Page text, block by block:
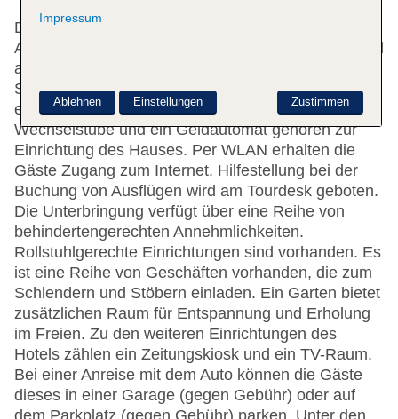
Das Hotel bietet 224 Zimmer und verfügt über 5
Aufzüge. Englisch- und deutschsprachiges Personal
an der Rezeption im Empfangsbereich steht zur
Seite beim Ein- und Auschecken. Eine Garderobe,
eine Gepäckaufbewahrung, ein Safe, eine
Wechselstube und ein Geldautomat gehören zur
Einrichtung des Hauses. Per WLAN erhalten die
Gäste Zugang zum Internet. Hilfestellung bei der
Buchung von Ausflügen wird am Tourdesk geboten.
Die Unterbringung verfügt über eine Reihe von
behindertengerechten Annehmlichkeiten.
Rollstuhlgerechte Einrichtungen sind vorhanden. Es
ist eine Reihe von Geschäften vorhanden, die zum
Schlendern und Stöbern einladen. Ein Garten bietet
zusätzlichen Raum für Entspannung und Erholung
im Freien. Zu den weiteren Einrichtungen des
Hotels zählen ein Zeitungskiosk und ein TV-Raum.
Bei einer Anreise mit dem Auto können die Gäste
dieses in einer Garage (gegen Gebühr) oder auf
Impressum
Zustimmen
Ablehnen Einstellungen